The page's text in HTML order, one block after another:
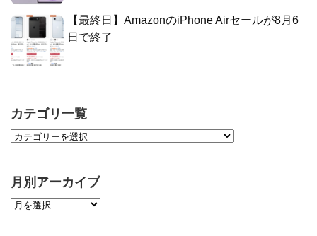
【最終日】AmazonのiPhone Airセールが8月6
日で終了
カテゴリ一覧
月別アーカイブ